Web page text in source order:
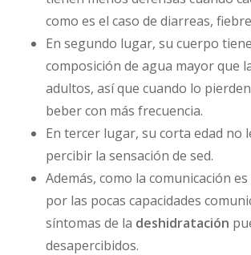
como es el caso de diarreas,
En segundo lugar, su cuerpo
composición de agua mayor que
adultos, así que cuando lo
beber con más frecuencia.
En tercer lugar, su corta edad no
percibir la sensación de sed.
Además, como la comunicación
por las pocas capacidades
síntomas de la deshidratación
desapercibidos.